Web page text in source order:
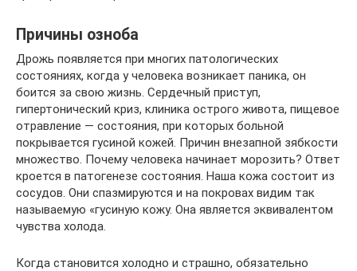
Причины озноба
Дрожь появляется при многих патологических
состояниях, когда у человека возникает паника, он
боится за свою жизнь. Сердечный приступ,
гипертонический криз, клиника острого живота, пищевое
отравление — состояния, при которых больной
покрывается гусиной кожей. Причин внезапной зябкости
множество. Почему человека начинает морозить? Ответ
кроется в патогенезе состояния. Наша кожа состоит из
сосудов. Они спазмируются и на покровах видим так
называемую «гусиную кожу. Она является эквивалентом
чувства холода.
Когда становится холодно и страшно, обязательно